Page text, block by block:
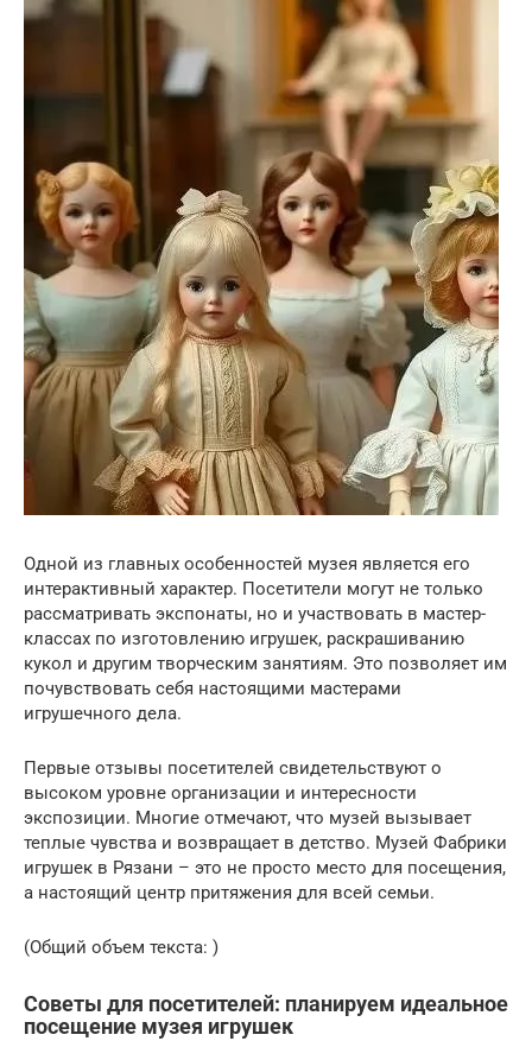
Одной из главных особенностей музея является его
интерактивный характер. Посетители могут не только
рассматривать экспонаты, но и участвовать в мастер-
классах по изготовлению игрушек, раскрашиванию
кукол и другим творческим занятиям. Это позволяет им
почувствовать себя настоящими мастерами
игрушечного дела.
Первые отзывы посетителей свидетельствуют о
высоком уровне организации и интересности
экспозиции. Многие отмечают, что музей вызывает
теплые чувства и возвращает в детство. Музей Фабрики
игрушек в Рязани – это не просто место для посещения,
а настоящий центр притяжения для всей семьи.
(Общий объем текста: )
Советы для посетителей: планируем идеальное
посещение музея игрушек